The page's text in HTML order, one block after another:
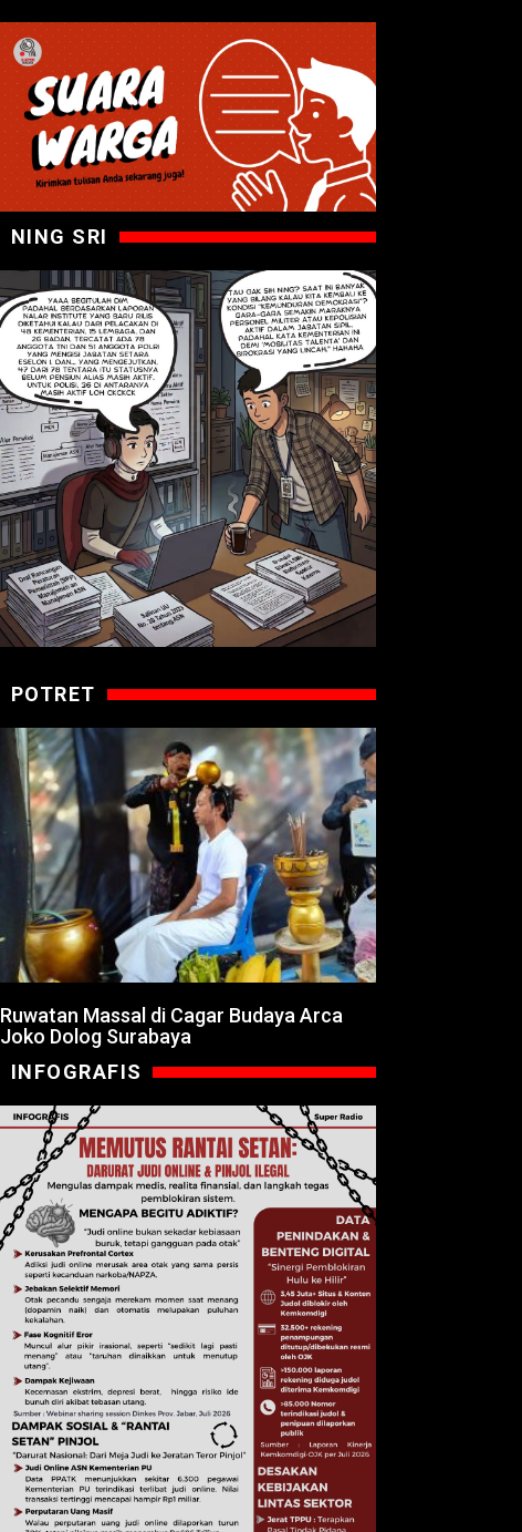
NING SRI
POTRET
Ruwatan Massal di Cagar Budaya Arca
Joko Dolog Surabaya
INFOGRAFIS